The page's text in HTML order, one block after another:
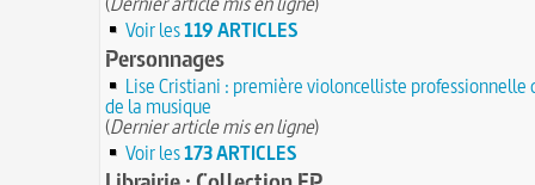
Voir les119 ARTICLES
Personnages
Lise Cristiani : première violoncelliste professionnelle
de la musique
(Dernier article mis en ligne)
Voir les173 ARTICLES